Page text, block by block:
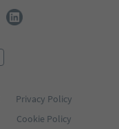
Privacy Policy
Cookie Policy